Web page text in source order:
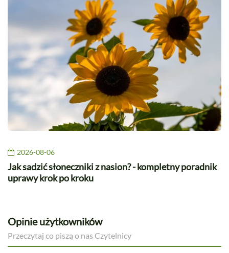
2026-08-06
Jak sadzić słoneczniki z nasion? - kompletny poradnik
uprawy krok po kroku
Opinie użytkowników
Przeczytaj co piszą o nas Czytelnicy